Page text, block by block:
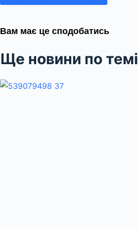
Вам має це сподобатись
Ще новини по темі